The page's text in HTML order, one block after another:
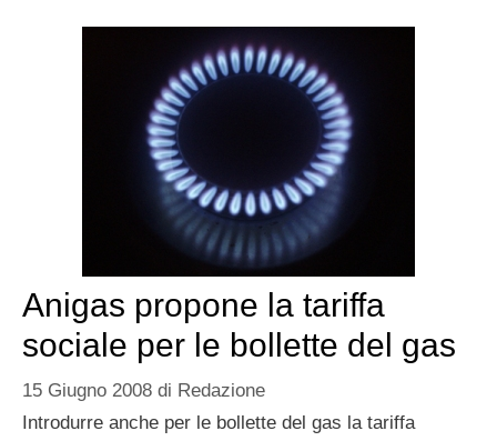
Anigas propone la tariffa
sociale per le bollette del gas
15 Giugno 2008 di Redazione
Introdurre anche per le bollette del gas la tariffa